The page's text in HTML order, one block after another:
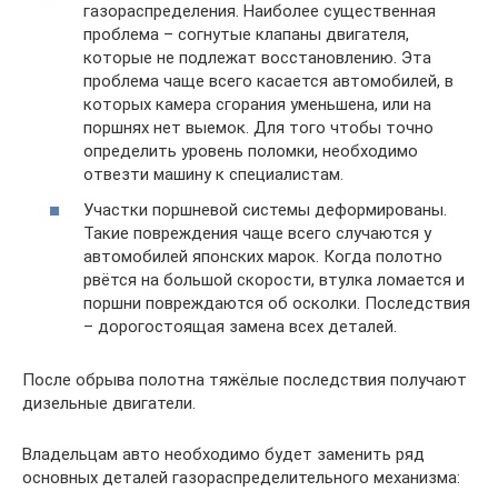
газораспределения. Наиболее существенная
проблема – согнутые клапаны двигателя,
которые не подлежат восстановлению. Эта
проблема чаще всего касается автомобилей, в
которых камера сгорания уменьшена, или на
поршнях нет выемок. Для того чтобы точно
определить уровень поломки, необходимо
отвезти машину к специалистам.
Участки поршневой системы деформированы.
Такие повреждения чаще всего случаются у
автомобилей японских марок. Когда полотно
рвётся на большой скорости, втулка ломается и
поршни повреждаются об осколки. Последствия
– дорогостоящая замена всех деталей.
После обрыва полотна тяжёлые последствия получают
дизельные двигатели.
Владельцам авто необходимо будет заменить ряд
основных деталей газораспределительного механизма: